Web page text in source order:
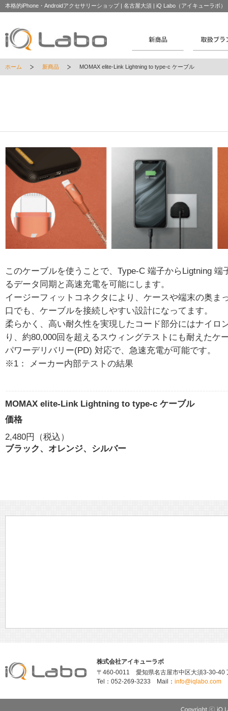
本格的iPhone・Androidアクセサリーショップ | 名古屋大須 | iQ Labo（アイキューラボ）
ホーム 新商品 MOMAX elite-Link Lightning to type-c ケーブル
このケーブルを使うことで、Type-C 端子からLigtning 端
るデータ同期と高速充電を可能にします。
イージーフィットコネクタにより、ケースや端末の奥ま
口でも、ケーブルを接続しやすい設計になってます。
柔らかく、高い耐久性を実現したコード部分にはナイロ
り、約80,000回を超えるスウィングテストにも耐えたケ
パワーデリバリー(PD) 対応で、急速充電が可能です。
※1： メーカー内部テストの結果
MOMAX elite-Link Lightning to type-c ケーブル
価格
2,480円（税込）
ブラック、オレンジ、シルバー
株式会社アイキューラボ
〒460-0011 愛知県名古屋市中区大須3-30-40
Tel：052-269-3233 Mail： info@iqlabo.com